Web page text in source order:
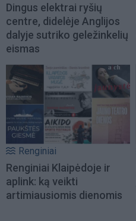
Dingus elektrai ryšių
centre, didelėje Anglijos
dalyje sutriko geležinkelių
eismas
Renginiai
Renginiai Klaipėdoje ir
aplink: ką veikti
artimiausiomis dienomis